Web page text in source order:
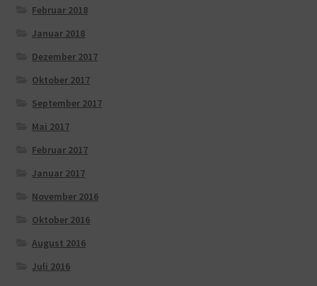
Februar 2018
Januar 2018
Dezember 2017
Oktober 2017
September 2017
Mai 2017
Februar 2017
Januar 2017
November 2016
Oktober 2016
August 2016
Juli 2016